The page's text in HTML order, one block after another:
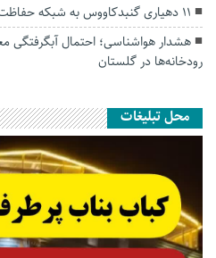
۱۱ دهیاری گنبدکاووس به شبکه حفاظت مردمی منابع طبیعی پیوستند
هشدار هواشناسی؛ احتمال آبگرفتگی
رودخانه‌ها در گلستان
محل تبلیغات